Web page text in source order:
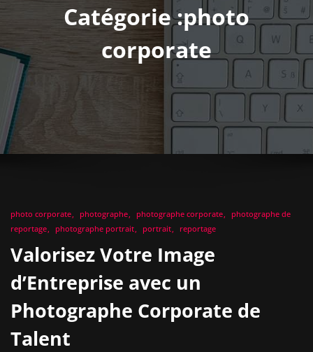
Catégorie :photo
corporate
photo corporate photographe photographe corporate
photographe de
reportage
photographe portrait portrait reportage
Valorisez Votre Image
d’Entreprise avec un
Photographe Corporate de
Talent